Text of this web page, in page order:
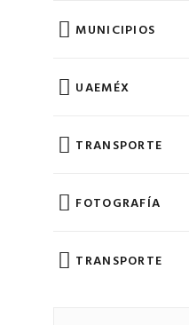
MUNICIPIOS
UAEMÉX
TRANSPORTE
FOTOGRAFÍA
TRANSPORTE